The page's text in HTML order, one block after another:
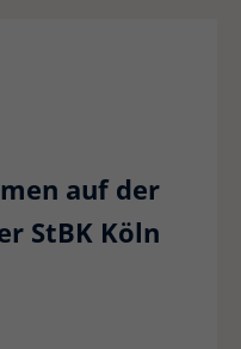
auf der
StBK Köln